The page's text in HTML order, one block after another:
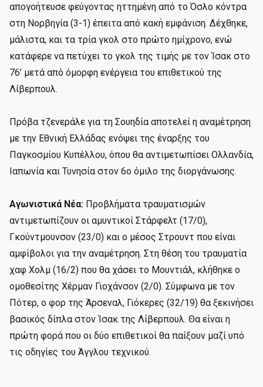
απογοήτευσε φεύγοντας ηττημένη από το Όσλο κόντρα
στη Νορβηγία (3-1) έπειτα από κακή εμφάνιση. Δέχθηκε,
μάλιστα, και τα τρία γκολ στο πρώτο ημίχρονο, ενώ
κατάφερε να πετύχει το γκολ της τιμής με τον Ίσακ στο
76’ μετά από όμορφη ενέργεια του επιθετικού της
Λίβερπουλ.
Πρόβα τζενεράλε για τη Σουηδία αποτελεί η αναμέτρηση
με την Εθνική Ελλάδας ενόψει της έναρξης του
Παγκοσμίου Κυπέλλου, όπου θα αντιμετωπίσει Ολλανδία,
Ιαπωνία και Τυνησία στον 6ο όμιλο της διοργάνωσης.
Αγωνιστικά Νέα: Προβλήματα τραυματισμών
αντιμετωπίζουν οι αμυντικοί Στάρφελτ (17/0),
Γκούντμουνσον (23/0) και ο μέσος Στρουντ που είναι
αμφίβολοι για την αναμέτρηση. Στη θέση του τραυματία
χαφ Χολμ (16/2) που θα χάσει το Μουντιάλ, κλήθηκε ο
ομοθεσίτης Χέρμαν Γιοχάνσον (2/0). Σύμφωνα με τον
Πότερ, ο φορ της Άρσεναλ, Γιόκερες (32/19) θα ξεκινήσει
βασικός δίπλα στον Ίσακ της Λίβερπουλ. Θα είναι η
πρώτη φορά που οι δύο επιθετικοί θα παίξουν μαζί υπό
τις οδηγίες του Άγγλου τεχνικού.